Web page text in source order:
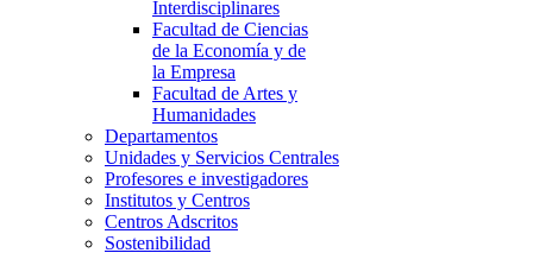
Interdisciplinares
Facultad de Ciencias
de la Economía y de
la Empresa
Facultad de Artes y
Humanidades
Departamentos
Unidades y Servicios Centrales
Profesores e investigadores
Institutos y Centros
Centros Adscritos
Sostenibilidad